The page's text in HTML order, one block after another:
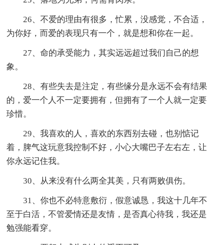
26、不爱的理由有很多，忙累，没感觉，不合适，
为你好，而爱的表现只有一个，就是想和你在一起。
27、命的承受能力，其实远远超过我们自己的想
象。
28、有些失去是注定，有些缘分是永远不会有结果
的，爱一个人不一定要拥有，但拥有了一个人就一定要
珍惜。
29、我喜欢的人，喜欢的东西别去碰，也别惦记
着，脾气这玩意我控制不好，小心大嘴巴子左右左，让
你永远记住我。
30、从来没有什么两全其美，只有两败俱伤。
31、你也不必特意敷衍，假意诚恳，我这十几年不
至于白活，不管爱情还是友情，是否真心待我，我还是
勉强能看穿。